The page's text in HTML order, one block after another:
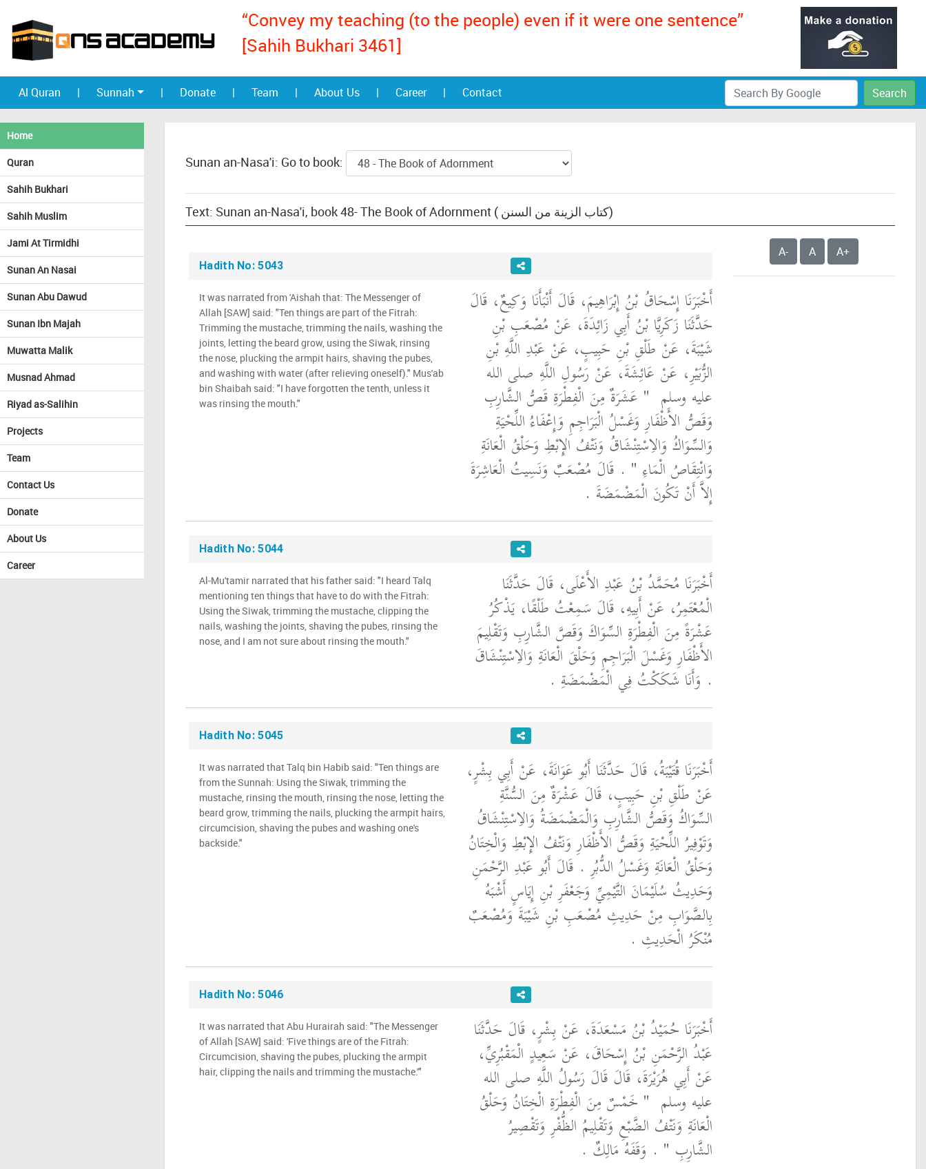
“Convey my teaching (to the people) even if it were one sentence”
[Sahih Bukhari 3461]
Al Quran | Sunnah | Donate | Team | About Us | Career | Contact Search
Home
Quran
Sahih Bukhari
Sahih Muslim
Jami At Tirmidhi
Sunan An Nasai
Sunan Abu Dawud
Sunan Ibn Majah
Muwatta Malik
Musnad Ahmad
Riyad as-Salihin
Projects
Team
Contact Us
Donate
About Us
Career
Sunan an-Nasa'i: Go to book:
Text: Sunan an-Nasa'i, book 48- The Book of Adornment ( كتاب الزينة من السنن)
Hadith No: 5043
أَخْبَرَنَا إِسْحَاقُ بْنُ إِبْرَاهِيمَ، قَالَ أَنْبَأَنَا وَكِيعٌ، قَالَ
حَدَّثَنَا زَكَرِيَّا بْنُ أَبِي زَائِدَةَ، عَنْ مُصْعَبِ بْنِ
شَيْبَةَ، عَنْ طَلْقِ بْنِ حَبِيبٍ، عَنْ عَبْدِ اللَّهِ بْنِ
الزُّبَيْرِ، عَنْ عَائِشَةَ، عَنْ رَسُولِ اللَّهِ صلى الله
عليه وسلم ‏ "‏ عَشَرَةٌ مِنَ الْفِطْرَةِ قَصُّ الشَّارِبِ
وَقَصُّ الأَظْفَارِ وَغَسْلُ الْبَرَاجِمِ وَإِعْفَاءُ اللِّحْيَةِ
وَالسِّوَاكُ وَالاِسْتِنْشَاقُ وَنَتْفُ الإِبْطِ وَحَلْقُ الْعَانَةِ
وَانْتِقَاصُ الْمَاءِ ‏" ‏ ‏.‏ قَالَ مُصْعَبٌ وَنَسِيتُ الْعَاشِرَةَ
إِلاَّ أَنْ تَكُونَ الْمَضْمَضَةَ ‏.‏
It was narrated from 'Aishah that: The Messenger of
Allah [SAW] said: "Ten things are part of the Fitrah:
Trimming the mustache, trimming the nails, washing the
joints, letting the beard grow, using the Siwak, rinsing
the nose, plucking the armpit hairs, shaving the pubes,
and washing with water (after relieving oneself)." Mus'ab
bin Shaibah said: "I have forgotten the tenth, unless it
was rinsing the mouth."
Hadith No: 5044
أَخْبَرَنَا مُحَمَّدُ بْنُ عَبْدِ الأَعْلَى، قَالَ حَدَّثَنَا
الْمُعْتَمِرُ، عَنْ أَبِيهِ، قَالَ سَمِعْتُ طَلْقًا، يَذْكُرُ
عَشْرَةً مِنَ الْفِطْرَةِ السِّوَاكَ وَقَصَّ الشَّارِبِ وَتَقْلِيمَ
الأَظْفَارِ وَغَسْلَ الْبَرَاجِمِ وَحَلْقَ الْعَانَةِ وَالاِسْتِنْشَاقَ
‏.‏ وَأَنَا شَكَكْتُ فِي الْمَضْمَضَةِ ‏.‏
Al-Mu'tamir narrated that his father said: "I heard Talq
mentioning ten things that have to do with the Fitrah:
Using the Siwak, trimming the mustache, clipping the
nails, washing the joints, shaving the pubes, rinsing the
nose, and I am not sure about rinsing the mouth."
Hadith No: 5045
أَخْبَرَنَا قُتَيْبَةُ، قَالَ حَدَّثَنَا أَبُو عَوَانَةَ، عَنْ أَبِي بِشْرٍ،
عَنْ طَلْقِ بْنِ حَبِيبٍ، قَالَ عَشْرَةٌ مِنَ السُّنَّةِ
السِّوَاكُ وَقَصُّ الشَّارِبِ وَالْمَضْمَضَةُ وَالاِسْتِنْشَاقُ
وَتَوْفِيرُ اللِّحْيَةِ وَقَصُّ الأَظْفَارِ وَنَتْفُ الإِبْطِ وَالْخِتَانُ
وَحَلْقُ الْعَانَةِ وَغَسْلُ الدُّبُرِ ‏.‏ قَالَ أَبُو عَبْدِ الرَّحْمَنِ
وَحَدِيثُ سُلَيْمَانَ التَّيْمِيِّ وَجَعْفَرِ بْنِ إِيَاسٍ أَشْبَهُ
بِالصَّوَابِ مِنْ حَدِيثِ مُصْعَبِ بْنِ شَيْبَةَ وَمُصْعَبٌ
مُنْكَرُ الْحَدِيثِ ‏.‏
It was narrated that Talq bin Habib said: "Ten things are
from the Sunnah: Using the Siwak, trimming the
mustache, rinsing the mouth, rinsing the nose, letting the
beard grow, trimming the nails, plucking the armpit hairs,
circumcision, shaving the pubes and washing one's
backside."
Hadith No: 5046
أَخْبَرَنَا حُمَيْدُ بْنُ مَسْعَدَةَ، عَنْ بِشْرٍ، قَالَ حَدَّثَنَا
عَبْدُ الرَّحْمَنِ بْنُ إِسْحَاقَ، عَنْ سَعِيدٍ الْمَقْبُرِيِّ،
عَنْ أَبِي هُرَيْرَةَ، قَالَ قَالَ رَسُولُ اللَّهِ صلى الله
عليه وسلم ‏ "‏ خَمْسٌ مِنَ الْفِطْرَةِ الْخِتَانُ وَحَلْقُ
الْعَانَةِ وَنَتْفُ الضَّبْعِ وَتَقْلِيمُ الظُّفْرِ وَتَقْصِيرُ
الشَّارِبِ ‏" ‏ ‏.‏ وَقَفَهُ مَالِكٌ ‏.‏
It was narrated that Abu Hurairah said: "The Messenger
of Allah [SAW] said: 'Five things are of the Fitrah:
Circumcision, shaving the pubes, plucking the armpit
hair, clipping the nails and trimming the mustache.'"
A- A A+